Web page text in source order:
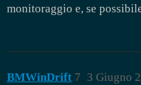
monitoraggio e, se
BMWinDrift 3 Giugno
7